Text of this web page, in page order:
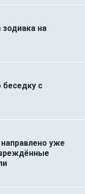
зодиака на
с
уже